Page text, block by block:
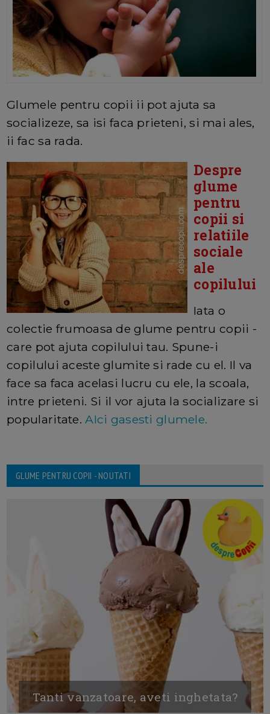
Glumele pentru copii ii pot ajuta sa
socializeze, sa isi faca prieteni, si mai ales,
ii fac sa rada.
Despre
glume
pentru
copii si
relatiile
sociale
ale
copilului
Iata o
colectie frumoasa de glume pentru copii -
care pot ajuta copilului tau. Spune-i
copilului aceste glumite si rade cu el. Il va
face sa faca acelasi lucru cu ele, la scoala,
intre prieteni. Si il vor ajuta la socializare si
popularitate.AIci gasesti glumele.
GLUME PENTRU COPII - NOUTATI
Tanti vanzatoare, aveti inghetata?